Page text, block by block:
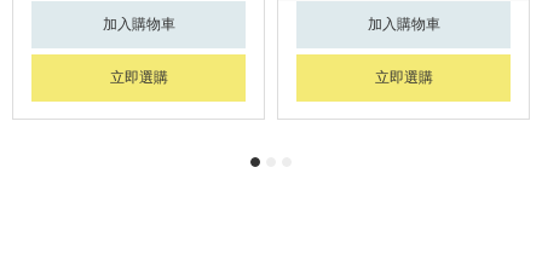
加入購物車
立即選購
加入購物車
立即選購